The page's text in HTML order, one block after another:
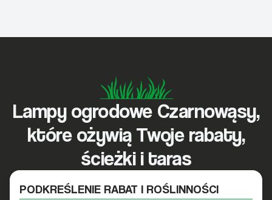
Lampy ogrodowe Czarnowąsy,
które ożywią Twoje rabaty,
ścieżki i taras
PODKREŚLENIE RABAT I ROŚLINNOŚCI